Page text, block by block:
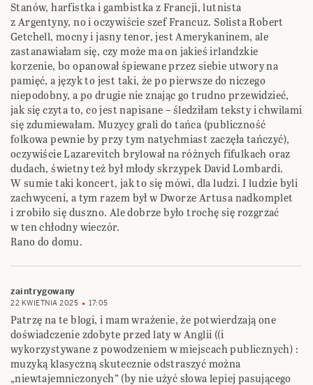
Stanów, harfistka i gambistka z Francji, lutnista
z Argentyny, no i oczywiście szef Francuz. Solista Robert
Getchell, mocny i jasny tenor, jest Amerykaninem, ale
zastanawiałam się, czy może ma on jakieś irlandzkie
korzenie, bo opanował śpiewane przez siebie utwory na
pamięć, a język to jest taki, że po pierwsze do niczego
niepodobny, a po drugie nie znając go trudno przewidzieć,
jak się czyta to, co jest napisane – śledziłam teksty i chwilami
się zdumiewałam. Muzycy grali do tańca (publiczność
folkowa pewnie by przy tym natychmiast zaczęła tańczyć),
oczywiście Lazarevitch brylował na różnych fifulkach oraz
dudach, świetny też był młody skrzypek David Lombardi.
W sumie taki koncert, jak to się mówi, dla ludzi. I ludzie byli
zachwyceni, a tym razem był w Dworze Artusa nadkomplet
i zrobiło się duszno. Ale dobrze było trochę się rozgrzać
w ten chłodny wieczór.
Rano do domu.
zaintrygowany
22 KWIETNIA 2025 17:05
Patrzę na te blogi, i mam wrażenie, że potwierdzają one
doświadczenie zdobyte przed laty w Anglii ((i
wykorzystywane z powodzeniem w miejscach publicznych) :
muzyką klasyczną skutecznie odstraszyć można
„niewtajemniczonych” (by nie użyć słowa lepiej pasującego